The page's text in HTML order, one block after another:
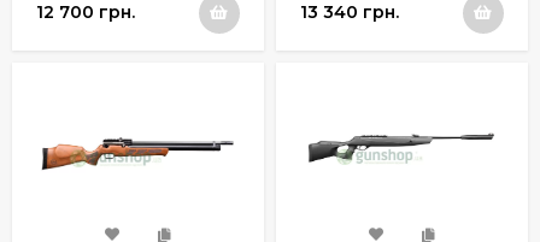
12 700 грн. 13 340 грн.